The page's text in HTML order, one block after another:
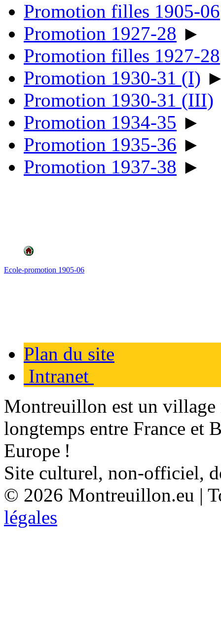
Promotion filles 1905-06
Promotion 1927-28 ►
Promotion filles 1927-28
Promotion 1930-31 (I)
Promotion 1930-31 (III)
Promotion 1934-35 ►
Promotion 1935-36 ►
Promotion 1937-38 ►
Ecole-promotion 1905-06
Plan du site
Intranet
Montreuillon est un
longtemps entre France et
Europe !
Site culturel, non-officiel,
© 2026 Montreuillon.eu |
légales